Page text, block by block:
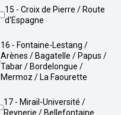
15 - Croix de Pierre / Route
d'Espagne
16 - Fontaine-Lestang /
Arènes / Bagatelle / Papus /
Tabar / Bordelongue /
Mermoz / La Faourette
17 - Mirail-Université /
Reynerie / Bellefontaine